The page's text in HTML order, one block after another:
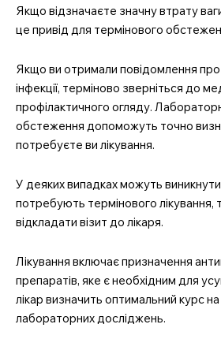
Якщо відзначаєте значну втрату
це привід для термінового
Якщо ви отримали повідомлення
інфекції, терміново зверніться до
профілактичного огляду.
обстеження допоможуть точно
потребуєте ви лікування.
У деяких випадках можуть виникнути
потребують термінового лікування,
відкладати візит до лікаря.
Лікування включає призначення
препаратів, яке є необхідним для
лікар визначить оптимальний курс
лабораторних досліджень.